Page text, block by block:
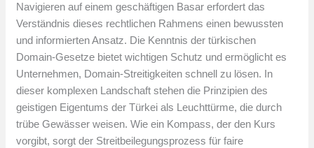
Navigieren auf einem geschäftigen Basar erfordert das
Verständnis dieses rechtlichen Rahmens einen bewussten
und informierten Ansatz. Die Kenntnis der türkischen
Domain-Gesetze bietet wichtigen Schutz und ermöglicht es
Unternehmen, Domain-Streitigkeiten schnell zu lösen. In
dieser komplexen Landschaft stehen die Prinzipien des
geistigen Eigentums der Türkei als Leuchttürme, die durch
trübe Gewässer weisen. Wie ein Kompass, der den Kurs
vorgibt, sorgt der Streitbeilegungsprozess für faire